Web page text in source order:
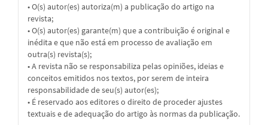
• O(s) autor(es) autoriza(m) a publicação do artigo na
revista;
• O(s) autor(es) garante(m) que a contribuição é original e
inédita e que não está em processo de avaliação em
outra(s) revista(s);
• A revista não se responsabiliza pelas opiniões, ideias e
conceitos emitidos nos textos, por serem de inteira
responsabilidade de seu(s) autor(es);
• É reservado aos editores o direito de proceder ajustes
textuais e de adequação do artigo às normas da publicação.